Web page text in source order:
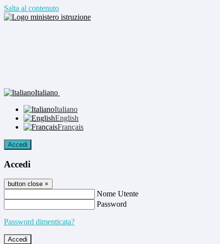
Salta al contenuto
Italiano
Italiano
English
Français
Accedi
Accedi
button close ×
Nome Utente
Password
Password dimenticata?